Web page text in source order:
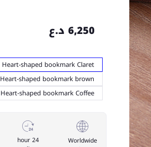
6,250 د.ع
Heart-shaped bookmark Claret
Heart-shaped bookmark brown
Heart-shaped bookmark Coffee
Worldwide
24 hour